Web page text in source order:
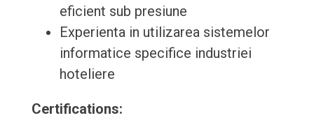
eficient sub presiune
Experienta in utilizarea sistemelor
informatice specifice industriei
hoteliere
Certifications: